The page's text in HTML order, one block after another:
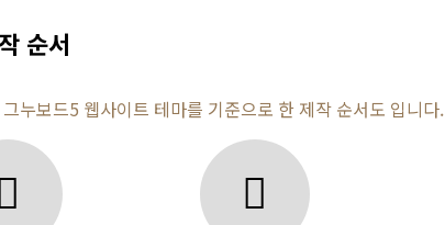
순서
누보드5 웹사이트 테마를 기준으로 한 제작 순서도 입니다.